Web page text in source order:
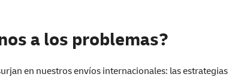
a los problemas?
en nuestros envíos internacionales: las estrategias